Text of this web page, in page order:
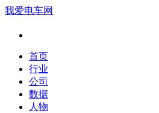
我爱电车网
首页
行业
公司
数据
人物